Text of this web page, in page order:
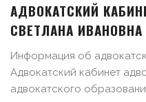
АДВОКАТСКИЙ
СВЕТЛАНА
Информация об
Адвокатский кабинет
адвокатского